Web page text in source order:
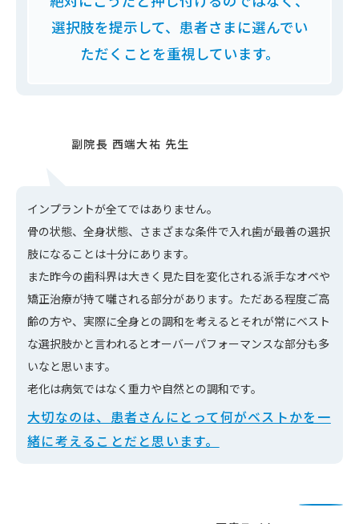
選択肢を提示して、 患者さまに選んでい
ただくことを重視しています。
インプラントが全てではありません。
骨の状態、全身状態、さまざまな条件で入れ歯が最善の選択
肢になることは十分にあります。
また昨今の歯科界は大きく見た目を変化される派手なオペや
矯正治療が持て囃される部分があります。ただある程度ご高
齢の方や、実際に全身との調和を考えるとそれが常にベスト
な選択肢かと言われるとオーバーパフォーマンスな部分も多
いなと思います。
老化は病気ではなく重力や自然との調和です。
大切なのは、患者さんにとって何がベストかを一
緒に考えることだと思います。